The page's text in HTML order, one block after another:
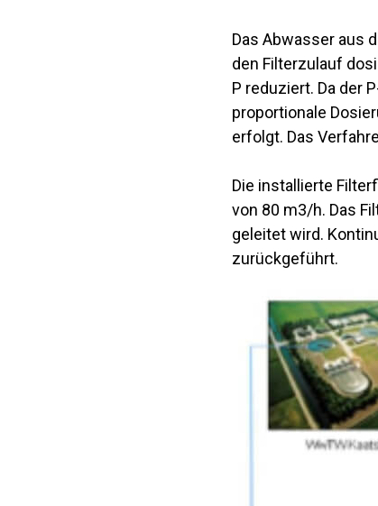
Das Abwasser aus
den Filterzulauf
P reduziert. Da der
proportionale
erfolgt. Das
Die installierte
von 80 m3/h. Das
geleitet wird.
zurückgeführt.